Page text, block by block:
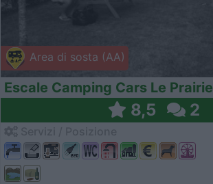
Area di sosta (AA)
Escale Camping Cars Le Prairie
8,5 2